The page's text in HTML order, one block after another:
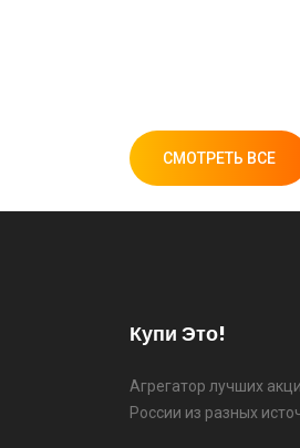
СМОТРЕТЬ ВСЕ
Купи Это!
Агрегатор лучших
России из разных